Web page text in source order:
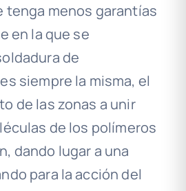
tenga menos garantías
en la que se
de
siempre la misma, el
de las zonas a unir
de los polímeros
dando lugar a una
para la acción del